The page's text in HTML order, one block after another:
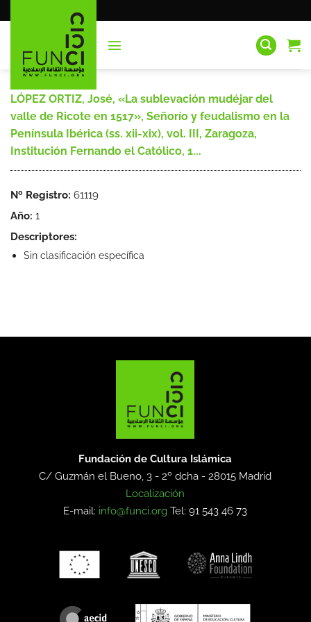
al
LÓPEZ ORTIZ, José, «La sublevación mudéjar del
valle de Ricote en 1517», Señorío y feudalismo en la
Península Ibérica (ss. xii-xix), vol. III, Zaragoza,
Institución Fernando el Católico, 1...
Nº Registro: 61119
Año: 1
Descriptores:
Sin clasificación específica
Fundación de Cultura Islámica
C/ Guzmán el Bueno, 3 - 2º dcha -28015 Madrid
Localización
E-mail: info@funci.org Tel: 91 543 46 73